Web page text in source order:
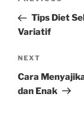
PostTips Diet
Variatif
Next
Post
NEXT
Cara
dan Enak